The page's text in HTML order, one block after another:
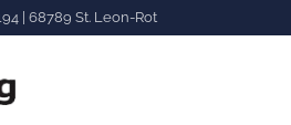
| 68789 St. Leon-Rot